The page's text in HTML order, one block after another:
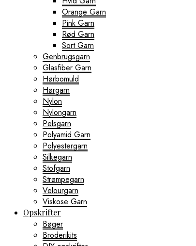
Orange Garn
Pink Garn
Rød Garn
Sort Garn
Genbrugsgarn
Glasfiber Garn
Hørbomuld
Hørgarn
Nylon
Nylongarn
Pelsgarn
Polyamid Garn
Polyestergarn
Silkegarn
Stofgarn
Strømpegarn
Velourgarn
Viskose Garn
Opskrifter
Bøger
Broderikits